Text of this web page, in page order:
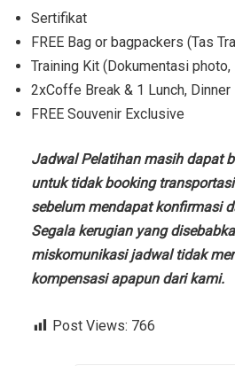
Sertifikat
FREE Bag or bagpackers (Tas
Training Kit (Dokumentasi
2xCoffe Break & 1 Lunch, Dinner
FREE Souvenir Exclusive
Jadwal Pelatihan masih dapat
untuk tidak booking
sebelum mendapat konfirmasi
Segala kerugian yang
miskomunikasi jadwal tidak
kompensasi apapun dari kami.
Post Views: 766